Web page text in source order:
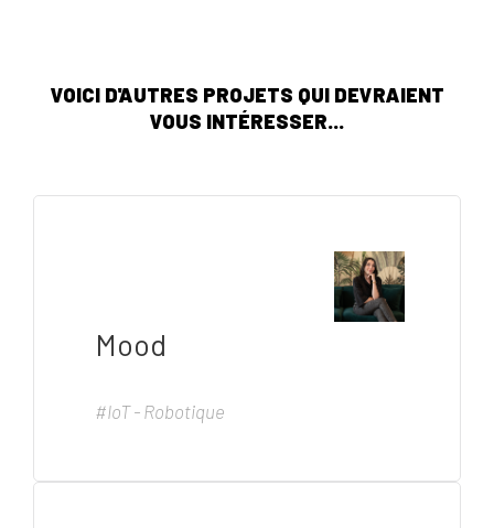
VOICI D'AUTRES PROJETS QUI DEVRAIENT
VOUS INTÉRESSER...
Mood
#IoT - Robotique